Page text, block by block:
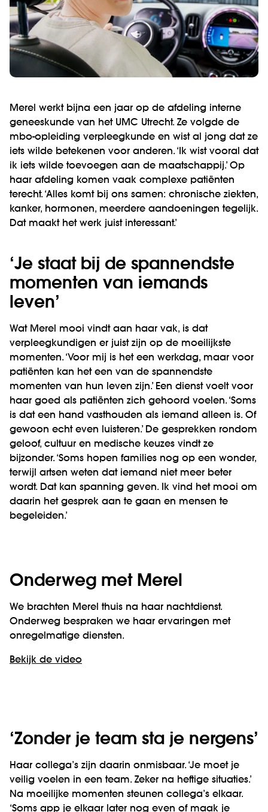
Merel werkt bijna een jaar op de afdeling interne
geneeskunde van het UMC Utrecht. Ze volgde de
mbo-opleiding verpleegkunde en wist al jong dat ze
iets wilde betekenen voor anderen. ‘Ik wist vooral dat
ik iets wilde toevoegen aan de maatschappij.’ Op
haar afdeling komen vaak complexe patiënten
terecht. ‘Alles komt bij ons samen: chronische ziekten,
kanker, hormonen, meerdere aandoeningen tegelijk.
Dat maakt het werk juist interessant.’
‘Je staat bij de spannendste
momenten van iemands
leven’
Wat Merel mooi vindt aan haar vak, is dat
verpleegkundigen er juist zijn op de moeilijkste
momenten. ‘Voor mij is het een werkdag, maar voor
patiënten kan het een van de spannendste
momenten van hun leven zijn.’ Een dienst voelt voor
haar goed als patiënten zich gehoord voelen. ‘Soms
is dat een hand vasthouden als iemand alleen is. Of
gewoon echt even luisteren.’ De gesprekken rondom
geloof, cultuur en medische keuzes vindt ze
bijzonder. ‘Soms hopen families nog op een wonder,
terwijl artsen weten dat iemand niet meer beter
wordt. Dat kan spanning geven. Ik vind het mooi om
daarin het gesprek aan te gaan en mensen te
begeleiden.’
Onderweg met Merel
We brachten Merel thuis na haar nachtdienst.
Onderweg bespraken we haar ervaringen met
onregelmatige diensten.
Bekijk de video
‘Zonder je team sta je nergens’
Haar collega’s zijn daarin onmisbaar. ‘Je moet je
veilig voelen in een team. Zeker na heftige situaties.’
Na moeilijke momenten steunen collega’s elkaar.
‘Soms app je elkaar later nog even of maak je